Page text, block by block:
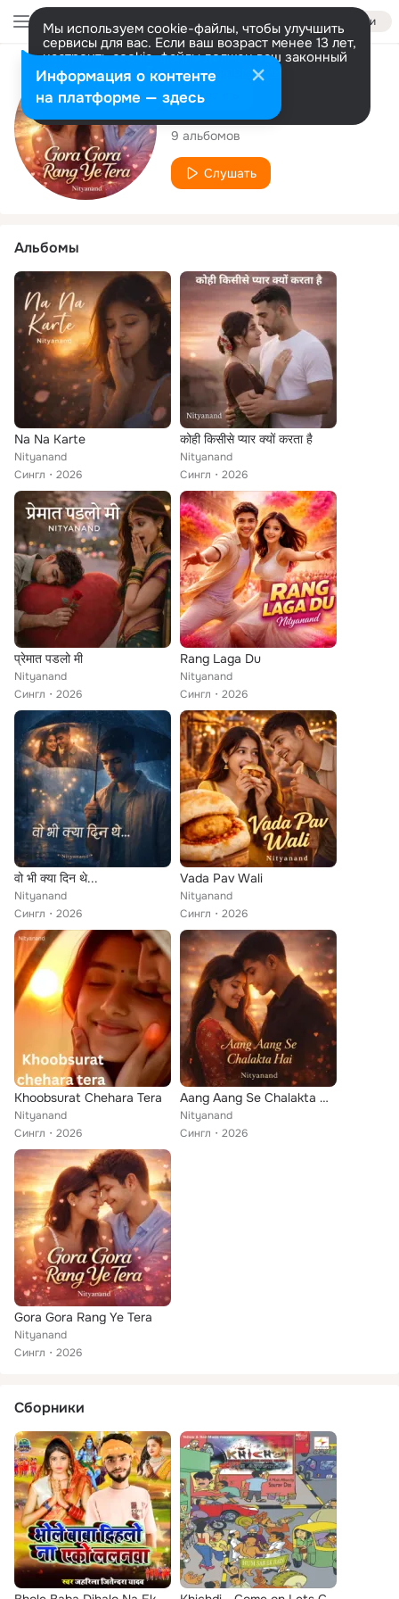
Войти
Мы используем cookie-файлы, чтобы улучшить
сервисы для вас. Если ваш возраст менее 13 лет,
настроить cookie-файлы должен ваш законный
представитель. Больше информации
Разрешить все Настроить
Исполнитель
Nityanand
9 альбомов
Слушать
Альбомы
Na Na Karte
Nityanand
Сингл
2026
कोही किसीसे प्यार क्यों करता है
Nityanand
Сингл
2026
प्रेमात पडलो मी
Nityanand
Сингл
2026
Rang Laga Du
Nityanand
Сингл
2026
वो भी क्या दिन थे...
Nityanand
Сингл
2026
Vada Pav Wali
Nityanand
Сингл
2026
Khoobsurat Chehara Tera
Nityanand
Сингл
2026
Aang Aang Se Chalakta Hai.
Nityanand
Сингл
2026
Gora Gora Rang Ye Tera
Nityanand
Сингл
2026
Сборники
Информация о контенте
на платформе — здесь